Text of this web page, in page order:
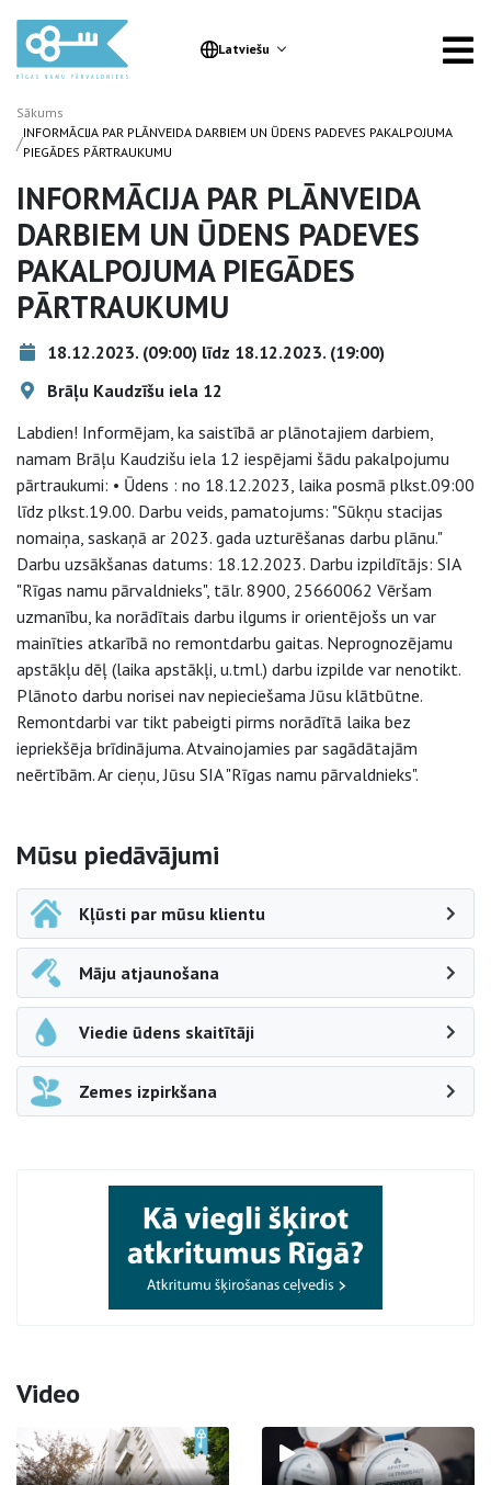
Latviešu
Sākums
/INFORMĀCIJA PAR PLĀNVEIDA DARBIEM UN ŪDENS PADEVES PAKALPOJUMA
PIEGĀDES PĀRTRAUKUMU
INFORMĀCIJA PAR PLĀNVEIDA
DARBIEM UN ŪDENS PADEVES
PAKALPOJUMA PIEGĀDES
PĀRTRAUKUMU
18.12.2023. (09:00) līdz 18.12.2023. (19:00)
Brāļu Kaudzīšu iela 12
Labdien! Informējam, ka saistībā ar plānotajiem darbiem,
namam Brāļu Kaudzišu iela 12 iespējami šādu pakalpojumu
pārtraukumi: • Ūdens : no 18.12.2023, laika posmā plkst.09:00
līdz plkst.19.00. Darbu veids, pamatojums: "Sūkņu stacijas
nomaiņa, saskaņā ar 2023. gada uzturēšanas darbu plānu."
Darbu uzsākšanas datums: 18.12.2023. Darbu izpildītājs: SIA
"Rīgas namu pārvaldnieks", tālr. 8900, 25660062 Vēršam
uzmanību, ka norādītais darbu ilgums ir orientējošs un var
mainīties atkarībā no remontdarbu gaitas. Neprognozējamu
apstākļu dēļ (laika apstākļi, u.tml.) darbu izpilde var nenotikt.
Plānoto darbu norisei nav nepieciešama Jūsu klātbūtne.
Remontdarbi var tikt pabeigti pirms norādītā laika bez
iepriekšēja brīdinājuma. Atvainojamies par sagādātajām
neērtībām. Ar cieņu, Jūsu SIA "Rīgas namu pārvaldnieks".
Sāna navigācija
Mūsu piedāvājumi
Kļūsti par mūsu klientu
Māju atjaunošana
Viedie ūdens skaitītāji
Zemes izpirkšana
Video